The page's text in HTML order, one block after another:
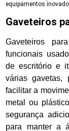
equipamentos
Gaveteiros
Gaveteiros
funcionais
de escritório e
várias gavetas,
facilitar a
metal ou
segurança
para manter a